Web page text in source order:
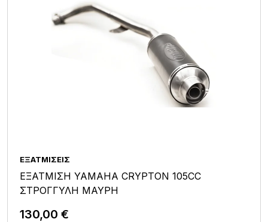
ΕΞΑΤΜΊΣΕΙΣ
ΕΞΑΤΜΙΣΗ YAMAHA CRYPTON 105CC
ΣΤΡΟΓΓΥΛΗ ΜΑΥΡΗ
130,00 €